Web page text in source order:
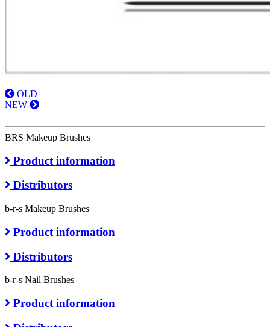
OLD
NEW
BRS Makeup Brushes
Product information
Distributors
b-r-s Makeup Brushes
Product information
Distributors
b-r-s Nail Brushes
Product information